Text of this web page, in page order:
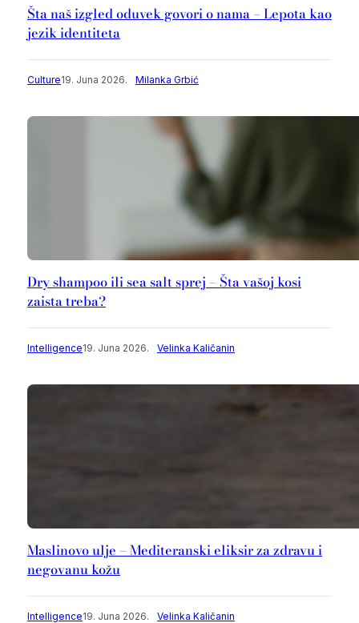
Šta naš izgled oduvek govori o nama – Lepota kao
jezik identiteta
Culture19. Juna 2026. Milanka Grbić
Dry shampoo ili sea salt sprej – Šta vašoj kosi
zaista treba?
Intelligence19. Juna 2026. Velinka Kaličanin
Maslinovo ulje – Mediteranski eliksir za zdravu i
negovanu kožu
Intelligence19. Juna 2026. Velinka Kaličanin